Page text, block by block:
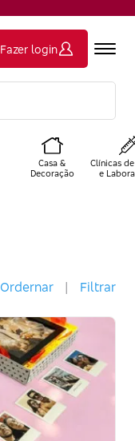
Fazer login
Casa &
Decoração
Clínicas
e
Ordernar | Filtrar